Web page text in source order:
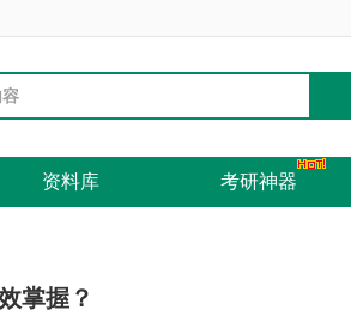
资料库 考研神器
掌握？